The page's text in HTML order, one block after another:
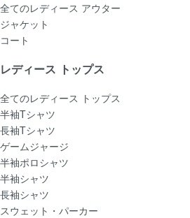
全てのレディース アウター
ジャケット
コート
レディース トップス
全てのレディース トップス
半袖Tシャツ
長袖Tシャツ
ゲームジャージ
半袖ポロシャツ
半袖シャツ
長袖シャツ
スウェット・パーカー